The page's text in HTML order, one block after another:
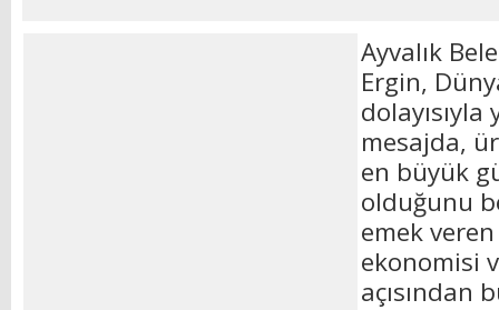
Ayvalık
Ergin,
dolayısıyla
mesajda,
en büyük
olduğunu
emek
ekonomisi
açısından